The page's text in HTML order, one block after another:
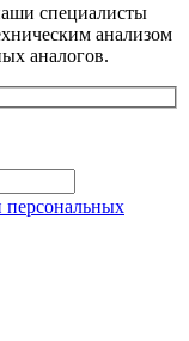
специалисты
анализом
аналогов.
персональных